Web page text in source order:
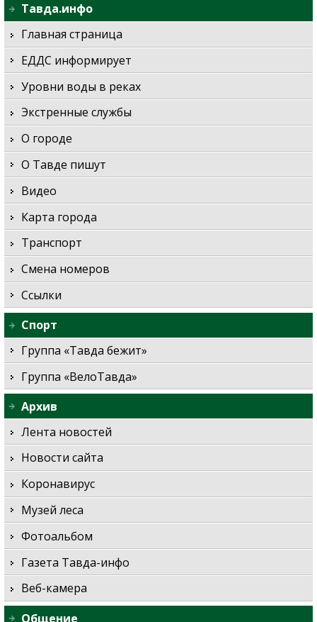
Тавда.инфо
Главная страница
ЕДДС информирует
Уровни воды в реках
Экстренные службы
О городе
О Тавде пишут
Видео
Карта города
Транспорт
Смена номеров
Ссылки
Спорт
Группа «Тавда бежит»
Группа «ВелоТавда»
Архив
Лента новостей
Новости сайта
Коронавирус
Музей леса
Фотоальбом
Газета Тавда-инфо
Веб-камера
Общение